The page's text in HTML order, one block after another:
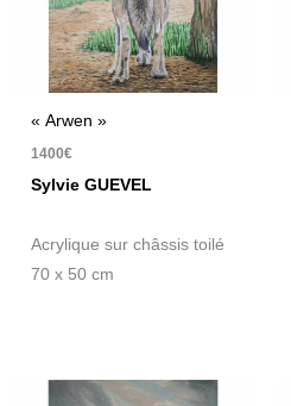
« Arwen »
1400€
Sylvie GUEVEL
Acrylique sur châssis toilé
70 x 50 cm